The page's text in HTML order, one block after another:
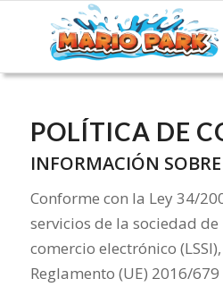
POLÍTICA DE
INFORMACIÓN
Conforme con la Ley 34/
servicios de la sociedad
comercio electrónico
Reglamento (UE) 2016/